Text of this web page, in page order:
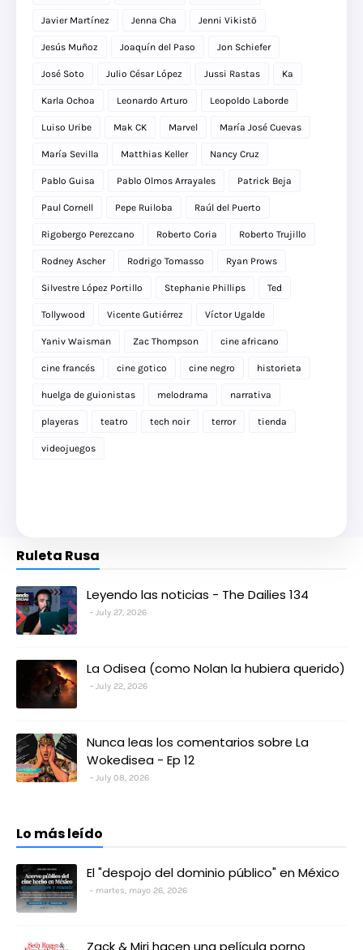
Javier Martínez Jenna Cha Jenni Vikistö
Jesús Muñoz Joaquín del Paso Jon Schiefer
José Soto Julio César López Jussi Rastas Ka
Karla Ochoa Leonardo Arturo Leopoldo Laborde
Luiso Uribe Mak CK Marvel María José Cuevas
María Sevilla Matthias Keller Nancy Cruz
Pablo Guisa Pablo Olmos Arrayales Patrick Beja
Paul Cornell Pepe Ruiloba Raúl del Puerto
Rigobergo Perezcano Roberto Coria Roberto Trujillo
Rodney Ascher Rodrigo Tomasso Ryan Prows
Silvestre López Portillo Stephanie Phillips Ted
Tollywood Vicente Gutiérrez Víctor Ugalde
Yaniv Waisman Zac Thompson cine africano
cine francés cine gotico cine negro historieta
huelga de guionistas melodrama narrativa
playeras teatro tech noir terror tienda
videojuegos
Ruleta Rusa
Leyendo las noticias - The Dailies 134
July 27, 2026
La Odisea (como Nolan la hubiera querido)
July 22, 2026
Nunca leas los comentarios sobre La
Wokedisea - Ep 12
July 08, 2026
Lo más leído
El "despojo del dominio público" en México
martes, mayo 26, 2026
Zack & Miri hacen una película porno